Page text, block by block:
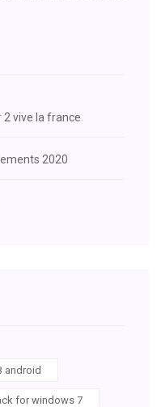
vive la france
2020
android
for windows 7